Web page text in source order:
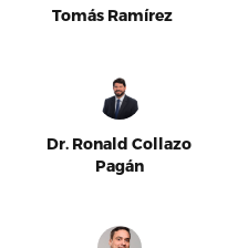
Tomás Ramírez
Dr. Ronald Collazo
Pagán